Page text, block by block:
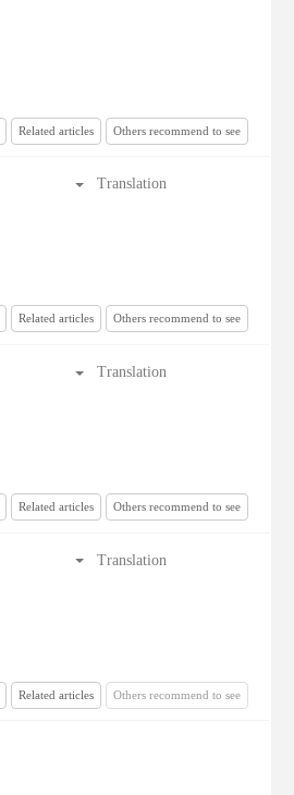
Related articles Others recommend to see
Translation
Related articles Others recommend to see
Translation
Related articles Others recommend to see
Translation
Related articles Others recommend to see